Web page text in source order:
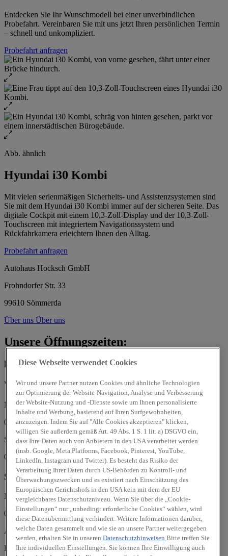
Entdecken Sie Ihr Wunschmodell bei einer unverbindlichen
Probefahrt. Vereinbaren Sie mit uns jetzt Ihren persönlichen Termin
– schnell und unkompliziert.
Probefahrt anfragen
Abb. ähnlich
Hyundai i30 Kombi
Mit vielen serienmäßigen Sicherheits- und Assistenzsystemen sind
Sie mit dem Hyundai i30 Kombi immer auf der sicheren Seite. Das
digitale Cockpit mit einem 10,3-Zoll-Display und der 10,3-Zoll-
Touchscreen mit integriertem Navigationssystem und
Rückfahrkamera erleichtern Ihnen den Alltag.
Probefahrt anfragen
Autohaus Hocksch GmbH
Frohndorfer Str. 33
99610 Sömmerda
Über uns Über uns
Unsere Öffnungszeiten:
heutevon 08:00 bis 18:00
Verkauf
Mo, Di, Mi, Do, Fr:
08:00 - 18:00 Uhr
Sa:
09:00 - 11:30 Uhr
Service
Mo, Di, Mi, Do, Fr:
08:00 - 18:00 Uhr
Autohaus Hocksch GmbH
Frohndorfer Str. 33
Diese Webseite verwendet Cookies
Wir und unsere Partner nutzen Cookies und ähnliche Technologien
zur Optimierung der Website-Navigation, Analyse und Verbesserung
der Website-Nutzung und -Dienste sowie um Ihnen personalisierte
Inhalte und Werbung, basierend auf Ihren Surfgewohnheiten,
anzuzeigen. Indem Sie auf "Alle Cookies akzeptieren" klicken,
willigen Sie außerdem gemäß Art. 49 Abs. 1 S. 1 lit. a) DSGVO ein,
dass Ihre Daten auch von Anbietern in den USA verarbeitet werden
(insb. Google, Meta Platforms, Facebook, Pinterest, YouTube,
LinkedIn, Instagram und Twitter). Es besteht das Risiko der
Verarbeitung Ihrer Daten durch US-Behörden zu Kontroll- und
Überwachungszwecken und es existiert nach Einschätzung des
Europäischen Gerichtshofs in den USA kein mit dem der EU
vergleichbares Datenschutzniveau. Wenn Sie über die „Cookie-
Einstellungen“ nur „unbedingt erforderliche Cookies“ wählen, wird
diese Datenübermittlung verhindert. Weitere Informationen darüber,
welche Daten gesammelt und wie sie an unsere Partner weitergegeben
werden, erhalten Sie in unseren Datenschutzhinweisen Bitte treffen Sie
Ihre individuellen Einstellungen. Sie können Ihre Einwilligung auch